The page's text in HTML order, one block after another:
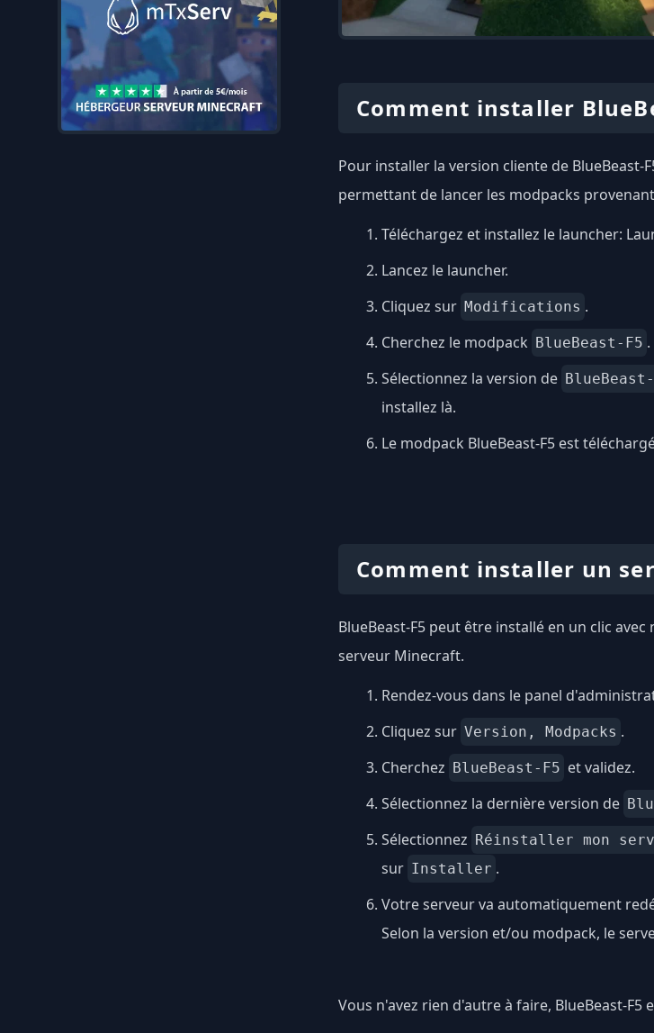
Comment installer
Pour installer la version cliente de
permettant de lancer les modpacks
Téléchargez et installez le launcher:
Lancez le launcher.
Cliquez sur Modifications .
Cherchez le modpack
BlueBeast-F5 .
Sélectionnez la version de
installez là.
Le modpack BlueBeast-F5 est
Comment installer un
BlueBeast-F5 peut être installé en un clic
serveur Minecraft.
Rendez-vous dans le panel
Cliquez sur Version, Modpacks .
Cherchez
BlueBeast-F5 et validez.
Sélectionnez la dernière version de
Sélectionnez Réinstaller mon
sur Installer .
Votre serveur va automatiquement
Selon la version et/ou modpack, le
Vous n'avez rien d'autre à faire, BlueBeast-